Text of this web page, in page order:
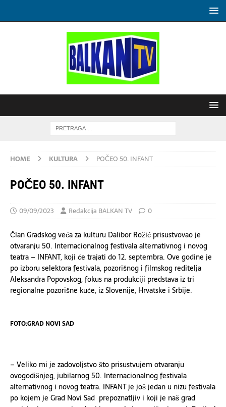
HOME KULTURA POČEO 50. INFANT
POČEO 50. INFANT
09/09/2023 Redakcija BALKAN TV 0
Član Gradskog veća za kulturu Dalibor Rožić prisustvovao je
otvaranju 50. Internacionalnog festivala alternativnog i novog
teatra – INFANT, koji će trajati do 12. septembra. Ove godine je
po izboru selektora festivala, pozorišnog i filmskog reditelja
Aleksandra Popovskog, fokus na produkciji predstava iz tri
regionalne pozorišne kuće, iz Slovenije, Hrvatske i Srbije.
FOTO:GRAD NOVI SAD
– Veliko mi je zadovoljstvo što prisustvujem otvaranju
ovogodišnjeg, jubilarnog 50. Internacionalnog festivala
alternativnog i novog teatra. INFANT je još jedan u nizu festivala
po kojem je Grad Novi Sad prepoznatljiv i koji je naš grad